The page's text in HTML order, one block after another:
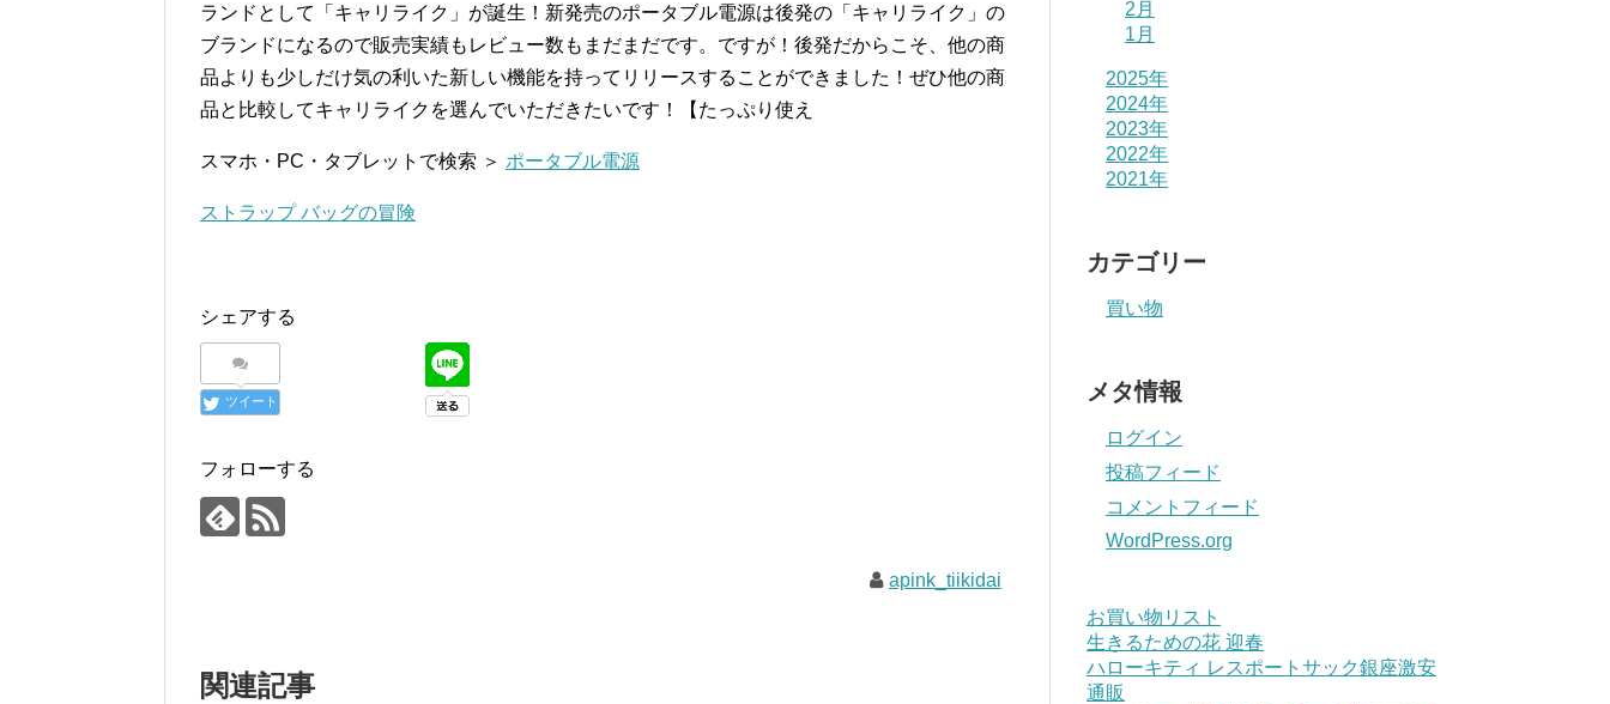
ランドとして「キャリライク」が誕生！新発売のポータブル電源は後発の「キャリライク」の
ブランドになるので販売実績もレビュー数もまだまだです。ですが！後発だからこそ、他の商
品よりも少しだけ気の利いた新しい機能を持ってリリースすることができました！ぜひ他の商
品と比較してキャリライクを選んでいただきたいです！【たっぷり使え
スマホ・PC・タブレットで検索 ＞ ポータブル電源
ストラップ バッグの冒険
シェアする
ツイート
フォローする
apink_tiikidai
関連記事
2月
1月
2025年
2024年
2023年
2022年
2021年
カテゴリー
買い物
メタ情報
ログイン
投稿フィード
コメントフィード
WordPress.org
お買い物リスト
生きるための花 迎春
ハローキティ レスポートサック銀座激安
通販